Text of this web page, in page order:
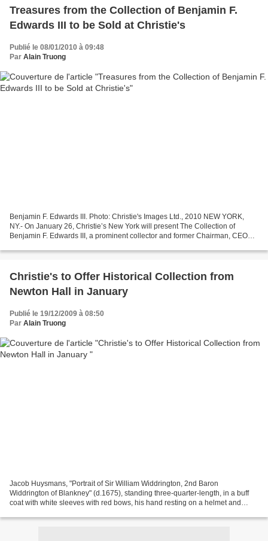
Treasures from the Collection of Benjamin F.
Edwards III to be Sold at Christie's
Publié le 08/01/2010 à 09:48
Par Alain Truong
Benjamin F. Edwards III. Photo: Christie's Images Ltd., 2010 NEW YORK,
NY.- On January 26, Christie’s New York will present The Collection of
Benjamin F. Edwards III, a prominent collector and former Chairman, CEO
Christie's to Offer Historical Collection from
Newton Hall in January
Publié le 19/12/2009 à 08:50
Par Alain Truong
Jacob Huysmans, "Portrait of Sir William Widdrington, 2nd Baron
Widdrington of Blankney" (d.1675), standing three-quarter-length, in a buff
coat with white sleeves with red bows, his hand resting on a helmet and